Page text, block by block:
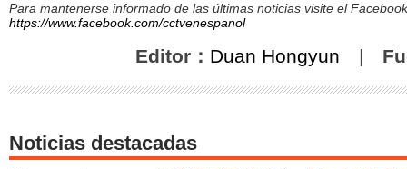
Para mantenerse informado de las últimas noticias visite el
https://www.facebook.com/cctvenespanol
Editor： Duan Hongyun |
Noticias destacadas